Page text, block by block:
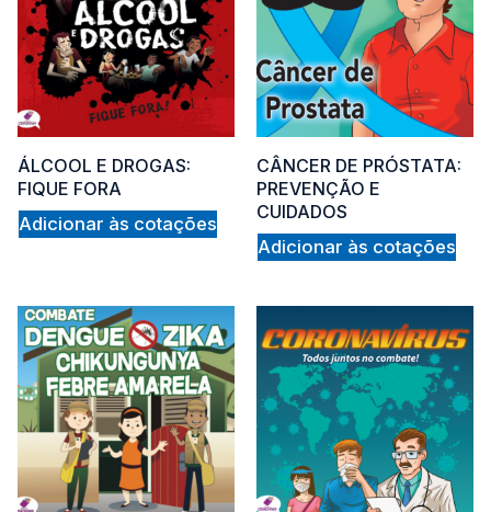
5
ÁLCOOL E DROGAS:
FIQUE FORA
Adicionar às cotações
CÂNCER DE PRÓSTATA:
PREVENÇÃO E
CUIDADOS
Adicionar às cotações